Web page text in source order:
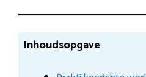
Inhoudsopgave